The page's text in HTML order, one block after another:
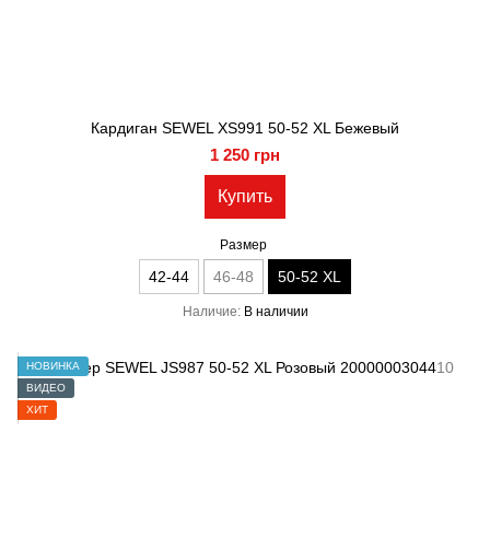
Кардиган SEWEL XS991 50-52 XL Бежевый
1 250 грн
Купить
Размер
42-44 46-48 50-52 XL
Наличие В наличии
НОВИНКА
ВИДЕО
ХИТ